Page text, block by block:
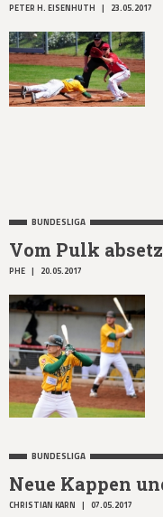
PETER H. EISENHUTH | 23.05.2017
BUNDESLIGA
Vom Pulk
PHE | 20.05.2017
BUNDESLIGA
Neue Kappen
CHRISTIAN KARN | 07.05.2017